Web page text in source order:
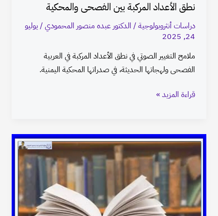
نطق الأعداد المركبة بين الفصحى والمحكية
دراسات أنثروبولوجية/ الدكتور عبده منصور المحمودي/يوليو
24, 2025
ملامح التغيير الصوتي في نطق الأعداد المركبة في العربية
الفصحى ولهجاتها الحديثة، في صدراتها المحكية اليمنية.
قراءة المزيد »
مآخذ
التوثيق
في
مقاربات
النقد
المنهجي